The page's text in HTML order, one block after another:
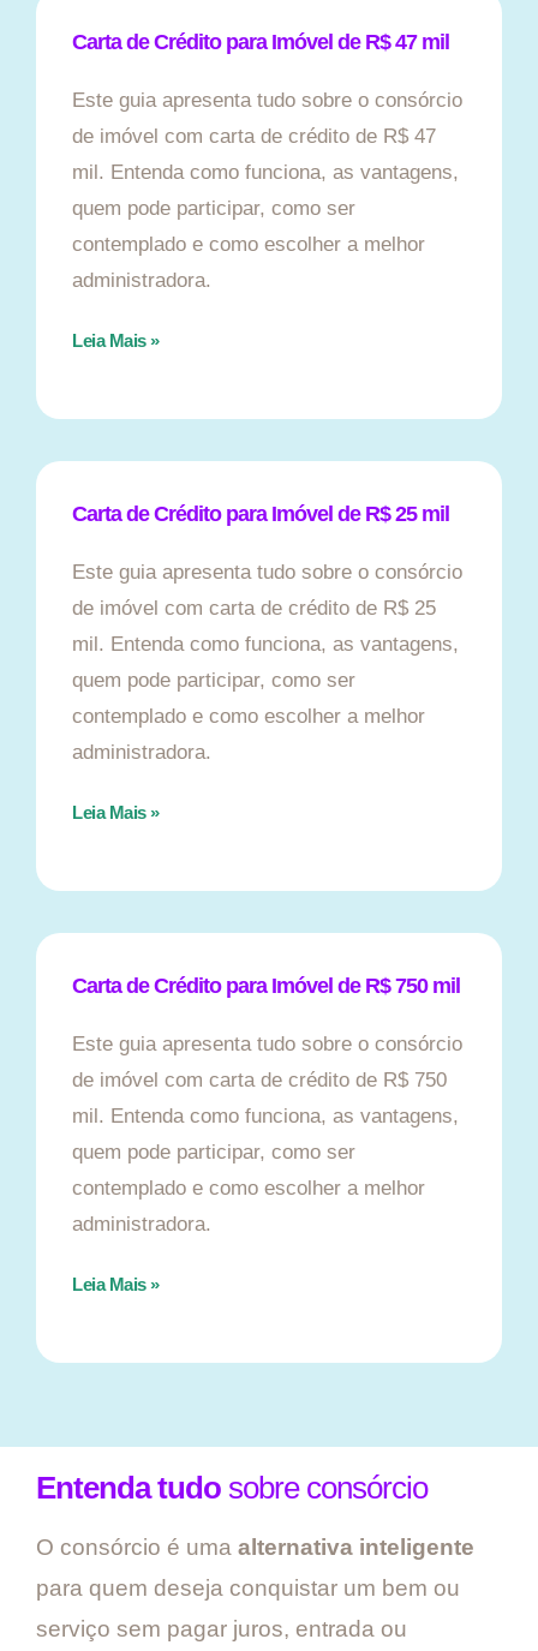
Carta de Crédito para Imóvel de R$ 47 mil
Este guia apresenta tudo sobre o consórcio
de imóvel com carta de crédito de R$ 47
mil. Entenda como funciona, as vantagens,
quem pode participar, como ser
contemplado e como escolher a melhor
administradora.
Leia Mais »
Carta de Crédito para Imóvel de R$ 25 mil
Este guia apresenta tudo sobre o consórcio
de imóvel com carta de crédito de R$ 25
mil. Entenda como funciona, as vantagens,
quem pode participar, como ser
contemplado e como escolher a melhor
administradora.
Leia Mais »
Carta de Crédito para Imóvel de R$ 750 mil
Este guia apresenta tudo sobre o consórcio
de imóvel com carta de crédito de R$ 750
mil. Entenda como funciona, as vantagens,
quem pode participar, como ser
contemplado e como escolher a melhor
administradora.
Leia Mais »
Entenda tudo sobre consórcio
O consórcio é uma alternativa inteligente
para quem deseja conquistar um bem ou
serviço sem pagar juros, entrada ou